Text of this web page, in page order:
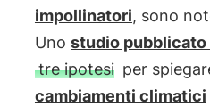
impollinatori, sono
Uno studio pubblicato
tre ipotesi per
cambiamenti climatici